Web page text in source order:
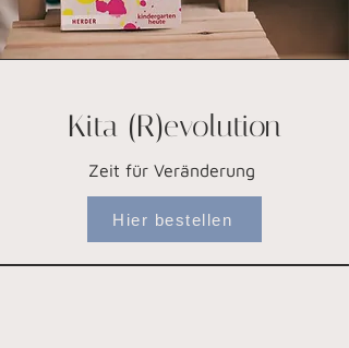
Kita (R)evolution
Zeit für Veränderung
Hier bestellen